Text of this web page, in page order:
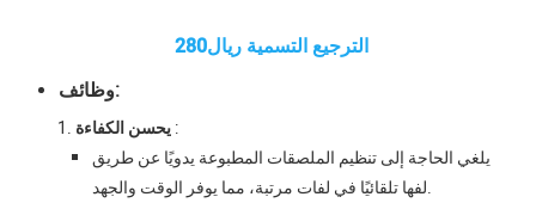
الترجيع التسمية ريال280
وظائف:
يحسن الكفاءة:
يلغي الحاجة إلى تنظيم الملصقات المطبوعة يدويًا عن طريق
لفها تلقائيًا في لفات مرتبة، مما يوفر الوقت والجهد.